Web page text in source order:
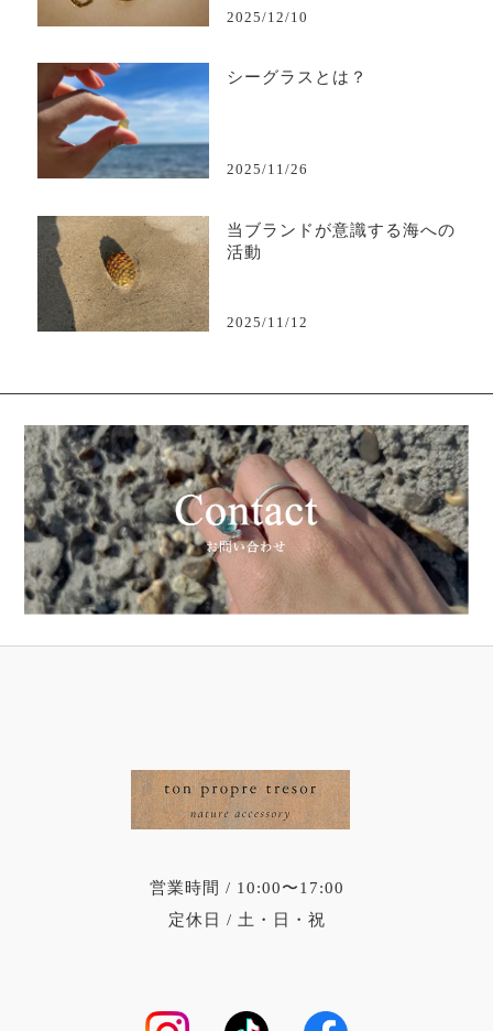
2025/12/10
シーグラスとは？
2025/11/26
当ブランドが意識する海への
活動
2025/11/12
営業時間 / 10:00〜17:00
定休日 / 土・日・祝